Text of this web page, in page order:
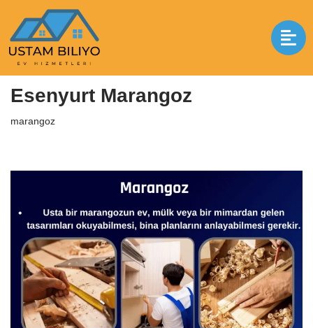
İçeriğe
geç
Anasayfa|marangoz
Esenyurt Marangoz
marangoz